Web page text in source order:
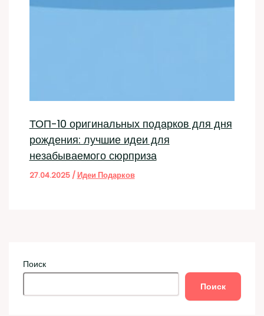
ТОП-10 оригинальных подарков для дня
рождения: лучшие идеи для
незабываемого сюрприза
27.04.2025 / Идеи Подарков
Поиск
Поиск